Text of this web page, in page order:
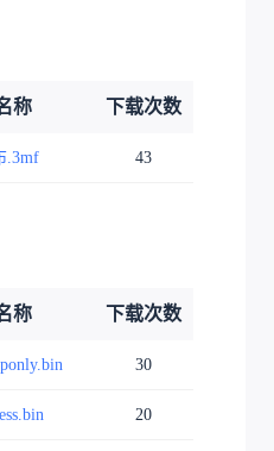
称 下载次数
.3mf 43
称 下载次数
30
20